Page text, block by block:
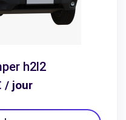
h2l2
/ jour